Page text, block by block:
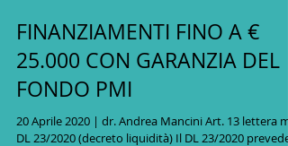
FINANZIAMENTI FINO A €
25.000 CON GARANZIA DEL
FONDO PMI